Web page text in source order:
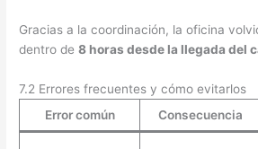
Gracias a la coordinación, la oficina
dentro de8 horas desde la llegada del
7.2 Errores frecuentes y cómo evitarlos
Error común
Consecuencia